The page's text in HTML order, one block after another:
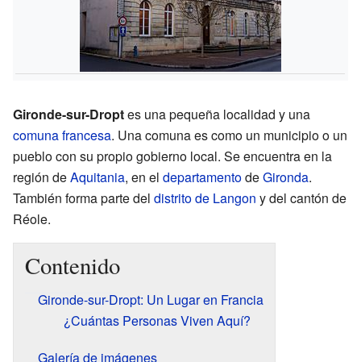
Gironde-sur-Droptes una pequeña localidad y una
comuna francesa. Una comuna es como un municipio o un
pueblo con su propio gobierno local. Se encuentra en la
región deAquitania, en el departamentodeGironda.
También forma parte del distrito de Langon y del cantón de
Réole.
Contenido
Gironde-sur-Dropt: Un Lugar en Francia
¿Cuántas Personas Viven Aquí?
Galería de imágenes